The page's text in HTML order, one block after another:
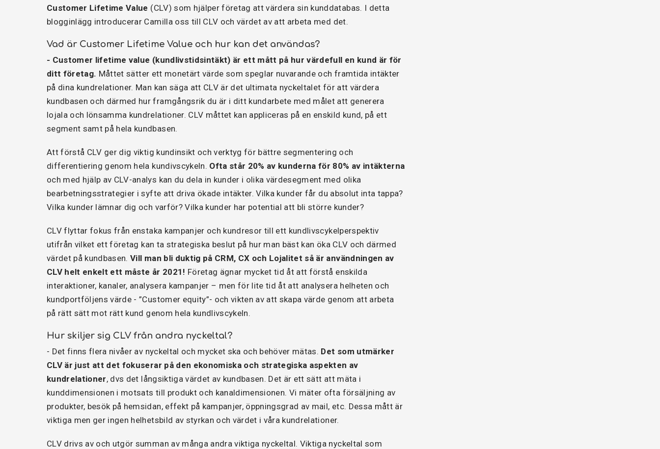
Customer Lifetime Value (CLV) som hjälper företag att värdera sin kunddatabas. I detta
blogginlägg introducerar Camilla oss till CLV och värdet av att arbeta med det.
Vad är Customer Lifetime Value och hur kan det användas?
- Customer lifetime value (kundlivstidsintäkt) är ett mått på hur värdefull en kund är för
ditt företag. Måttet sätter ett monetärt värde som speglar nuvarande och framtida intäkter
på dina kundrelationer. Man kan säga att CLV är det ultimata nyckeltalet för att värdera
kundbasen och därmed hur framgångsrik du är i ditt kundarbete med målet att generera
lojala och lönsamma kundrelationer. CLV måttet kan appliceras på en enskild kund, på ett
segment samt på hela kundbasen.
Att förstå CLV ger dig viktig kundinsikt och verktyg för bättre segmentering och
differentiering genom hela kundivscykeln. Ofta står 20% av kunderna för 80% av intäkterna
och med hjälp av CLV-analys kan du dela in kunder i olika värdesegment med olika
bearbetningsstrategier i syfte att driva ökade intäkter. Vilka kunder får du absolut inta tappa?
Vilka kunder lämnar dig och varför? Vilka kunder har potential att bli större kunder?
CLV flyttar fokus från enstaka kampanjer och kundresor till ett kundlivscykelperspektiv
utifrån vilket ett företag kan ta strategiska beslut på hur man bäst kan öka CLV och därmed
värdet på kundbasen.Vill man bli duktig på CRM, CX och Lojalitet så är användningen av
CLV helt enkelt ett måste år 2021! Företag ägnar mycket tid åt att förstå enskilda
interaktioner, kanaler, analysera kampanjer – men för lite tid åt att analysera helheten och
kundportföljens värde - ”Customer equity”- och vikten av att skapa värde genom att arbeta
på rätt sätt mot rätt kund genom hela kundlivscykeln.
Hur skiljer sig CLV från andra nyckeltal?
- Det finns flera nivåer av nyckeltal och mycket ska och behöver mätas. Det som utmärker
CLV är just att det fokuserar på den ekonomiska och strategiska aspekten av
kundrelationer, dvs det långsiktiga värdet av kundbasen. Det är ett sätt att mäta i
kunddimensionen i motsats till produkt och kanaldimensionen. Vi mäter ofta försäljning av
produkter, besök på hemsidan, effekt på kampanjer, öppningsgrad av mail, etc. Dessa mått är
viktiga men ger ingen helhetsbild av styrkan och värdet i våra kundrelationer.
CLV drivs av och utgör summan av många andra viktiga nyckeltal. Viktiga nyckeltal som